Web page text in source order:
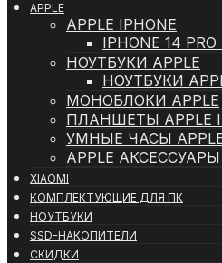
APPLE
APPLE IPHONE
IPHONE 14
НОУТБУКИ APPLE
НОУТБУКИ
МОНОБЛОКИ APPLE
ПЛАНШЕТЫ APPLE
УМНЫЕ ЧАСЫ APPLE
APPLE АКСЕССУАРЫ
XIAOMI
КОМПЛЕКТУЮЩИЕ ДЛЯ ПК
НОУТБУКИ
SSD-НАКОПИТЕЛИ
СКИДКИ